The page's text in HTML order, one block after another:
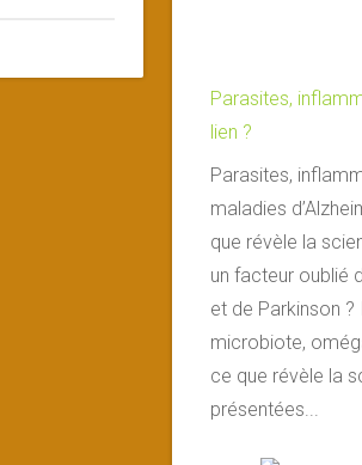
Parasites,
lien ?
Parasites,
maladies
que révèle la
un facteur oublié
et de Parkinson
microbiote,
ce que révèle la
présentées...